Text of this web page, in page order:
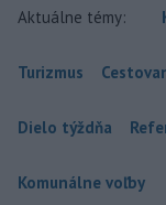
Aktuálne témy:
Turizmus
Dielo týždňa
Komunálne voľby